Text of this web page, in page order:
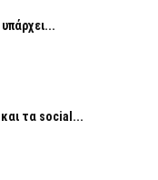
τα social...